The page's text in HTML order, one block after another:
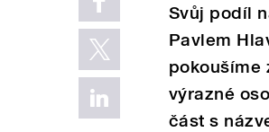
Svůj podíl
Pavlem
pokoušíme
výrazné
část s